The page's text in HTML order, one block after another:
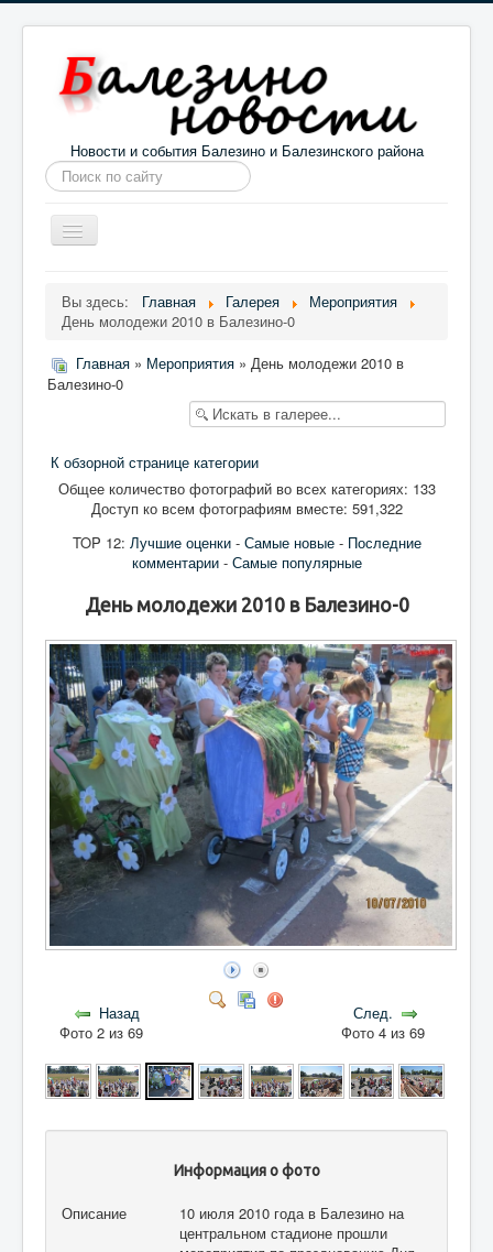
Новости и события Балезино и Балезинского района
Искать...
Toggle
Navigation
Информация Галерея О проекте
Вы здесь: Главная Галерея
Мероприятия
День молодежи 2010 в Балезино-0
Главная » Мероприятия » День молодежи 2010 в
Балезино-0
К обзорной странице категории
Общее количество фотографий во всех категориях: 133
Доступ ко всем фотографиям вместе: 591,322
TOP 12: Лучшие оценки- Самые новые- Последние
комментарии- Самые популярные
День молодежи 2010 в Балезино-0
Назад
Фото 2 из 69
След.
Фото 4 из 69
Информация о фото
Описание
10 июля 2010 года в Балезино на
центральном стадионе прошли